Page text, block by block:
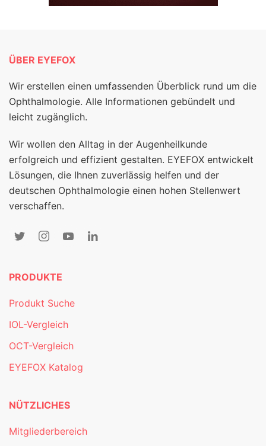
ÜBER EYEFOX
Wir erstellen einen umfassenden Überblick rund um die
Ophthalmologie. Alle Informationen gebündelt und
leicht zugänglich.
Wir wollen den Alltag in der Augenheilkunde
erfolgreich und effizient gestalten. EYEFOX entwickelt
Lösungen, die Ihnen zuverlässig helfen und der
deutschen Ophthalmologie einen hohen Stellenwert
verschaffen.
PRODUKTE
Produkt Suche
IOL-Vergleich
OCT-Vergleich
EYEFOX Katalog
NÜTZLICHES
Mitgliederbereich